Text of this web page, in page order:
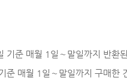
기준 매월 1일∼말일까지 반환
준 매월 1일∼말일까지 구매한